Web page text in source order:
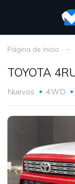
Página de inicio
TOYOTA
Nuevos 4WD